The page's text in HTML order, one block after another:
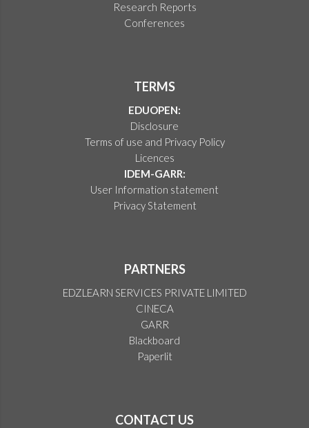
Research Reports
Conferences
TERMS
EDUOPEN:
Disclosure
Terms of use and Privacy Policy
Licences
IDEM-GARR:
User Information statement
Privacy Statement
PARTNERS
EDZLEARN SERVICES PRIVATE LIMITED
CINECA
GARR
Blackboard
Paperlit
CONTACT US